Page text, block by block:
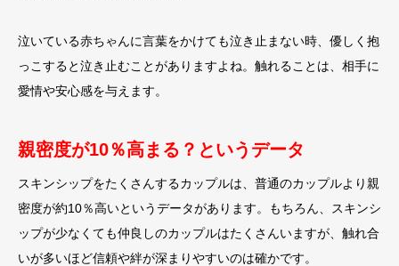
泣いている赤ちゃんに言葉をかけても泣き止まない時、優しく抱
っこすると泣き止むことがありますよね。触れることは、相手に
愛情や安心感を与えます。
親密度が10％高まる？というデータ
スキンシップをたくさんするカップルは、普通のカップルより親
密度が約10％高いというデータがあります。もちろん、スキンシ
ップが少なくても仲良しのカップルはたくさんいますが、触れ合
いが多いほど信頼や絆が深まりやすいのは確かです。